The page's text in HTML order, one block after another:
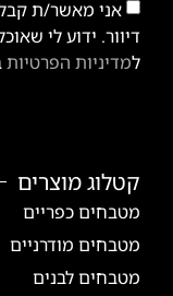
קטלוג מוצרים
מטבחים כפריים
מטבחים מודרניים
מטבחים לבנים
אני מאשר/ת
דיוור. ידוע לי
למדיניות הפרטיות